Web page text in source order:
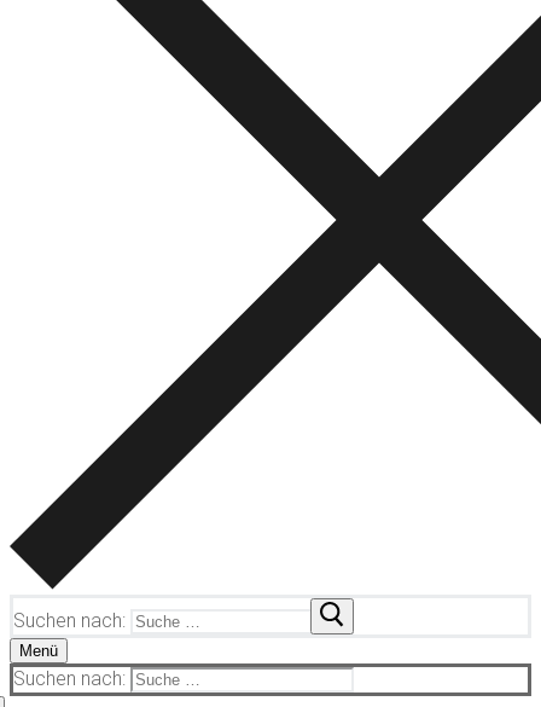
Suchen nach:
Menü
Suchen nach: